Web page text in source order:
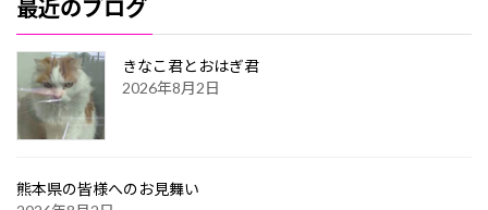
最近のブログ
きなこ君とおはぎ君
2026年8月2日
熊本県の皆様へのお見舞い